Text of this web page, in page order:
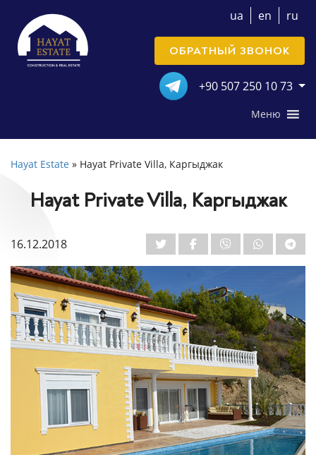
ua en ru
+90 507 250 10 73
ОБРАТНЫЙ ЗВОНОК
Меню
Hayat Estate » Hayat Private Villa, Каргыджак
Hayat Private Villa, Каргыджак
16.12.2018